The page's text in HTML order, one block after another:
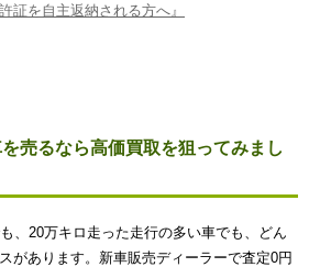
許証を自主返納される方へ』
売るなら高価買取を狙ってみまし
、20万キロ走った走行の多い車でも、どん
があります。新車販売ディーラーで査定0円